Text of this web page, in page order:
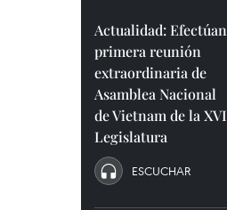
Actualidad: Efectúan
primera reunión
extraordinaria de
Asamblea Nacional
de Vietnam de la XVI
Legislatura
ESCUCHAR